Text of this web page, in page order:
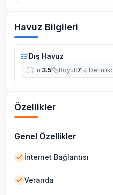
Havuz Bilgileri
Dış Havuz
En:3.5 Boyut:7 Derinlik:
Özellikler
Genel Özellikler
İnternet Bağlantısı
Veranda